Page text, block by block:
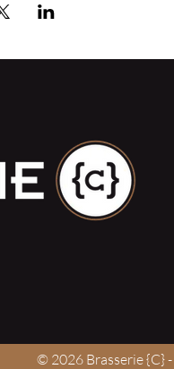
© 2026 Brasserie {C} -